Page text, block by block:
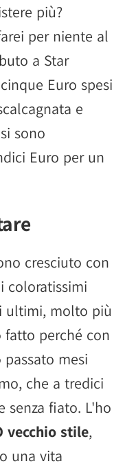
più?
per niente al
a Star
Euro spesi
e
sono
Euro per un
cresciuto con
coloratissimi
ultimi, molto più
fatto perché con
mesi
che a tredici
senza fiato. L'ho
vecchio stile,
una vita